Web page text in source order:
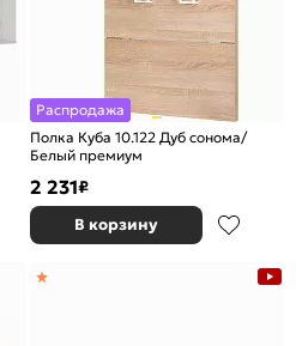
Распродажа
Полка Куба 10.122 Дуб сонома/
Белый премиум
2 231₽
В корзину